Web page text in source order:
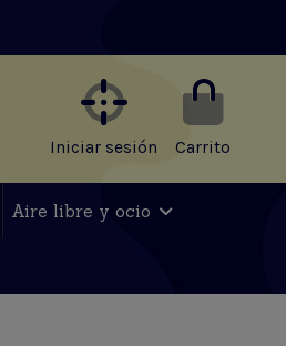
Iniciar sesión Carrito
Aire libre y ocio